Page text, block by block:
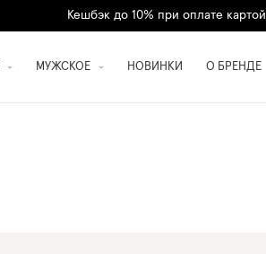
Кешбэк до 10% при оплате картой
МУЖСКОЕ НОВИНКИ О БРЕНДЕ